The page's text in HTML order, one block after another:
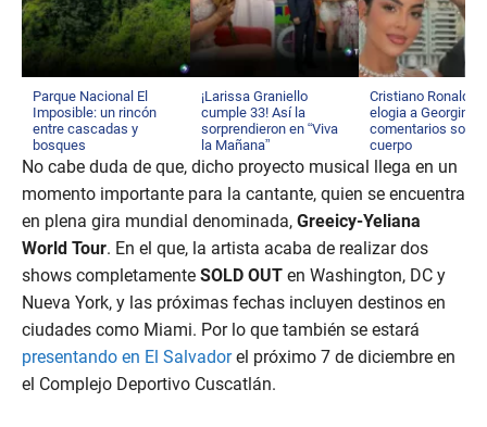
Parque Nacional El
Imposible: un rincón
entre cascadas y
bosques
¡Larissa Graniello
cumple 33! Así la
sorprendieron en “Viva
la Mañana”
Cristiano Ronaldo
elogia a Georgina
comentarios
cuerpo
No cabe duda de que, dicho proyecto musical llega en un
momento importante para la cantante, quien se encuentra
en plena gira mundial denominada, Greeicy-Yeliana
World Tour. En el que, la artista acaba de realizar dos
shows completamente SOLD OUT en Washington, DC y
Nueva York, y las próximas fechas incluyen destinos en
ciudades como Miami. Por lo que también se estará
presentando en El Salvadorel próximo 7 de diciembre en
el Complejo Deportivo Cuscatlán.